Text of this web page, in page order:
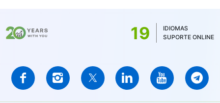
19
IDIOMAS
SUPORTE ONLINE